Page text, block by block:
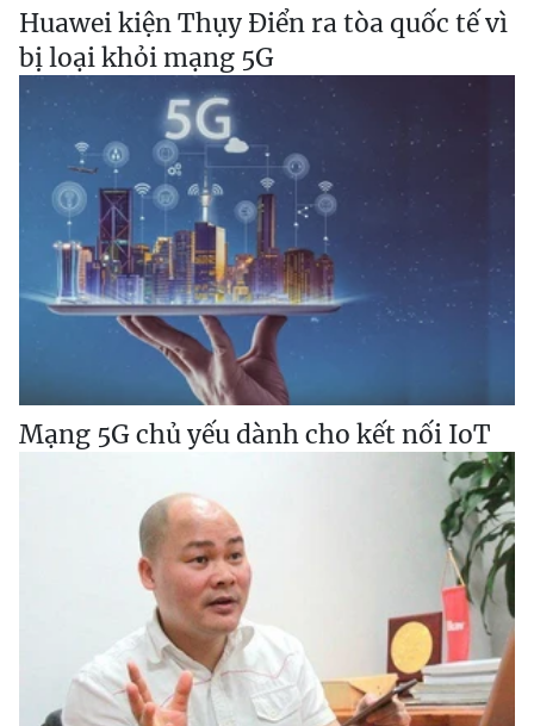
Huawei kiện Thụy Điển ra tòa quốc tế vì
bị loại khỏi mạng 5G
Mạng 5G chủ yếu dành cho kết nối IoT